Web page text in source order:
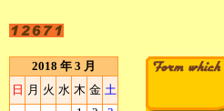
2018 年 3 月
日 月 火 水 木 金 土